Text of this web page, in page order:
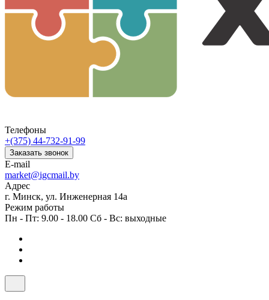
Телефоны
+(375) 44-732-91-99
Заказать звонок
E-mail
market@igcmail.by
Адрес
г. Минск, ул. Инженерная 14а
Режим работы
Пн - Пт: 9.00 - 18.00 Сб - Вс: выходные